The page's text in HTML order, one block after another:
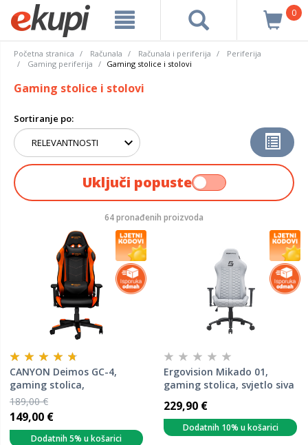
0
Početna stranica Računala Računala i periferija
Periferija
Gaming periferija
Gaming stolice i stolovi
Gaming stolice i stolovi
Sortiranje po:
Uključi popuste
64 pronađenih proizvoda
CANYON Deimos GС-4,
gaming stolica,
crno/narančasta (CND-
SGCH4)
189,00 €
149,00 €
Dodatnih 5% u košarici
Ergovision Mikado 01,
gaming stolica, svjetlo siva
229,90 €
Dodatnih 10% u košarici